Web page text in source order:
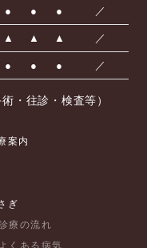
● ● ● ／
▲ ▲ ▲ ／
● ● ● ／
・往診・検査等）
案内
ぎ
療の流れ
よくある病気